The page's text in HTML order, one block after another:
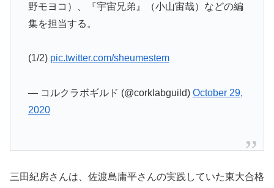
野モヨコ）、『宇宙兄弟』（小山宙哉）などの編
集を担当する。
(1/2) pic.twitter.com/sheumestem
— コルクラボギルド (@corklabguild) October 29,
2020
三田紀房さんは、佐渡島庸平さんの実践していた東大合格